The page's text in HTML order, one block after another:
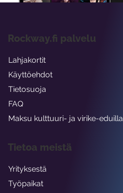
Rockway.fi palvelu
Lahjakortit
Käyttöehdot
Tietosuoja
FAQ
Maksu kulttuuri- ja virike-eduilla
Tietoa meistä
Yrityksestä
Työpaikat